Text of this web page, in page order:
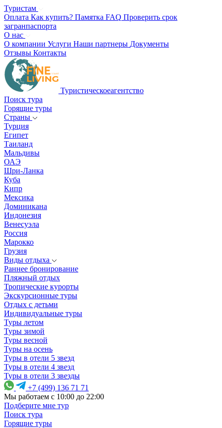
Туристам
Оплата Как купить? Памятка FAQ Проверить срок
загранпаспорта
О нас
О компании Услуги Наши партнеры Документы
Отзывы Контакты
Туристическоеагентство
Поиск тура
Горящие туры
Страны
Турция
Египет
Таиланд
Мальдивы
ОАЭ
Шри-Ланка
Куба
Кипр
Мексика
Доминикана
Индонезия
Венесуэла
Россия
Марокко
Грузия
Виды отдыха
Раннее бронирование
Пляжный отдых
Тропические курорты
Экскурсионные туры
Отдых с детьми
Индивидуальные туры
Туры летом
Туры зимой
Туры весной
Туры на осень
Туры в отели 5 звезд
Туры в отели 4 звезд
Туры в отели 3 звезды
+7 (499) 136 71 71
Мы работаем с 10:00 до 22:00
Подберите мне тур
Поиск тура
Горящие туры